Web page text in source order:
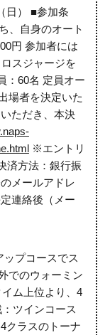
日） ■参加条
、自身のオート
円 参加者には
スジャージを
：60名 定員オー
場者を決定いた
ただき、本決
※エントリ
済方法：銀行振
メールアドレ
連絡後（メー
プコースでス
でのウォーミン
ム上位より、4
ツインコース
クラスのトーナ